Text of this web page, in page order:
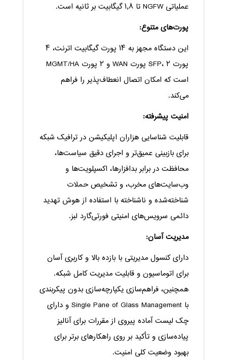
عملیاتی NGFW تا ۱٫۸ گیگابیت بر ثانیه است.
پورت‌های متنوع:
این دستگاه مجهز به ۱۴ پورت گیگابیت اترنت، ۴
پورت SFP، ۲ پورت WAN و ۲ پورت MGMT/HA
است که امکان اتصال انعطاف‌پذیر را فراهم
می‌کند.
امنیت پیشرفته:
قابلیت شناسایی هزاران اپلیکیشن در ترافیک شبکه
برای بازبینی عمیق‌تر و اجرای دقیق سیاست‌ها،
محافظت در برابر بدافزارها، اکسپلویت‌ها و
وب‌سایت‌های مخرب، و تشخیص حملات
شناخته‌شده و ناشناخته با استفاده از هوش تهدید
دائمی سرویس‌های امنیتی فورتی‌گارد لبز.
مدیریت آسان:
دارای کنسول مدیریتی با بازده بالا و کاربری آسان
برای اتوماسیون و قابلیت مدیریت کامل شبکه.
همچنین، فراهم‌سازی یکپارچه‌سازی بدون پیکربندی
با Single Pane of Glass Management و دارای
چک لیست آماده پیروی از مقررات برای آنالیز
پیاده‌سازی و تأکید بر روی راهکارهای برتر برای
بهبود وضعیت کلی امنیت.